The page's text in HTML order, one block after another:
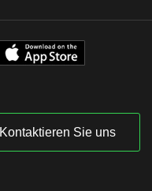
Kontaktieren Sie uns